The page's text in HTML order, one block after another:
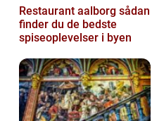
Restaurant aalborg sådan
finder du de bedste
spiseoplevelser i byen